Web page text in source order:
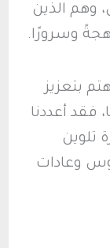
وهم الذين
وسرورًا.
بتعزيز
فقد أعددنا
على 50 صورة تلوين
وعادات